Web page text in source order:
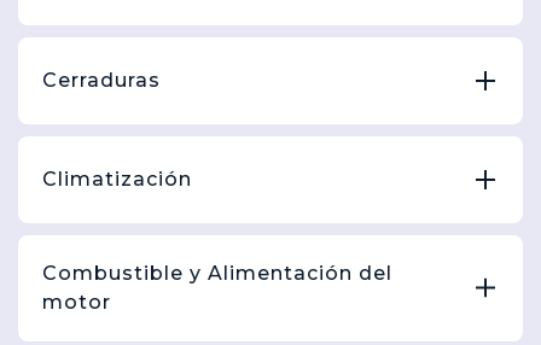
Cerraduras
Climatización
Combustible y Alimentación del
motor